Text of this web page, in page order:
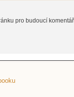
pro budoucí